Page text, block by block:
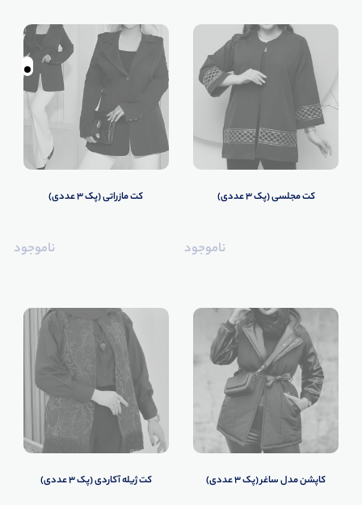
کت مجلسی (پک 3 عددی)
ناموجود
کت مازراتی (پک 3 عددی)
ناموجود
کاپشن مدل ساغر (پک 3 عددی) کت ژیله آکاردی (پک 3 عددی)